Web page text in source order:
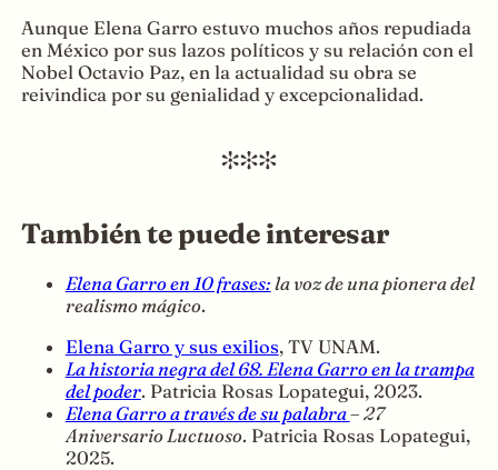
Aunque Elena Garro estuvo muchos años repudiada
en México por sus lazos políticos y su relación con el
Nobel Octavio Paz, en la actualidad su obra se
reivindica por su genialidad y excepcionalidad.
También te puede interesar
Elena Garro en 10 frases: la voz de una pionera del
realismo mágico.
Elena Garro y sus exilios, TV UNAM.
La historia negra del 68. Elena Garro en la trampa
del poder. Patricia Rosas Lopategui, 2023.
Elena Garro a través de su palabra– 27
Aniversario Luctuoso. Patricia Rosas Lopategui,
2025.